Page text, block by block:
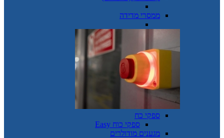
ממסרי מדידה
ספקי כח
ספקי כוח Easy
מגענים מודולרים